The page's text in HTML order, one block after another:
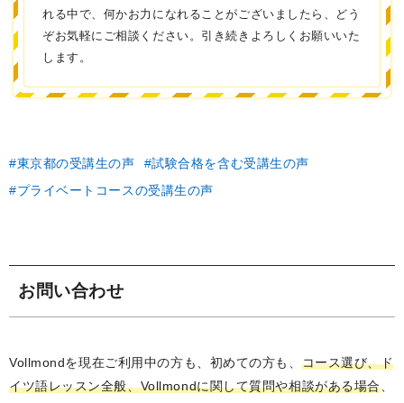
れる中で、何かお力になれることがございましたら、どう
ぞお気軽にご相談ください。引き続きよろしくお願いいた
します。
東京都の受講生の声
試験合格を含む受講生の声
プライベートコースの受講生の声
お問い合わせ
Vollmondを現在ご利用中の方も、初めての方も、 コース選び、ド
イツ語レッスン全般、Vollmondに関して質問や相談がある場合、